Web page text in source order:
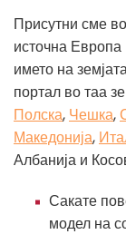
Присутни сме
источна
името на
портал во таа
Полска, Чешка,
Македонија,
Албанија и
Сакате
модел на